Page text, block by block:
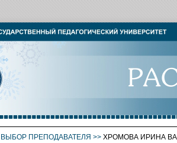
ВЫБОР ПРЕПОДАВАТЕЛЯ >> ХРОМОВА ИРИНА